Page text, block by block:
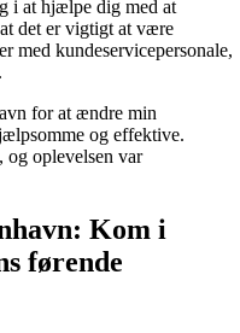
i at hjælpe dig med at
det er vigtigt at være
med kundeservicepersonale,
for at ændre min
og effektive.
og oplevelsen var
Kom i
førende